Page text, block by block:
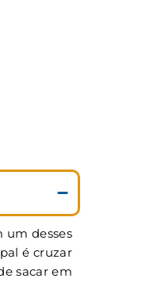
um desses
é cruzar
sacar em